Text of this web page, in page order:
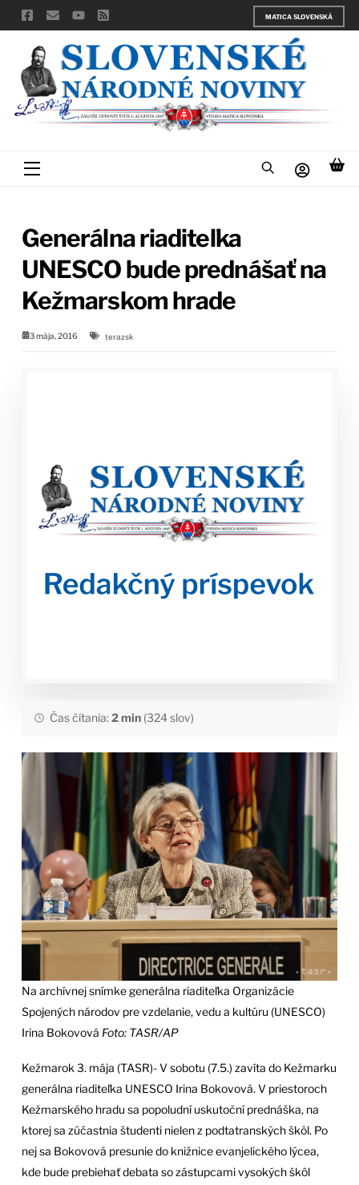
Skip
to
content
MATICA SLOVENSKÁ
Menu
Generálna riaditeľka
UNESCO bude prednášať na
Kežmarskom hrade
3 mája, 2016 terazsk
Čas čítania:2 min(324 slov)
Na archívnej snímke generálna riaditeľka Organizácie
Spojených národov pre vzdelanie, vedu a kultúru (UNESCO)
Irina Bokovová Foto: TASR/AP
Kežmarok 3. mája (TASR)- V sobotu (7.5.) zavíta do Kežmarku
generálna riaditeľka UNESCO Irina Bokovová. V priestoroch
Kežmarského hradu sa popoludní uskutoční prednáška, na
ktorej sa zúčastnia študenti nielen z podtatranských škôl. Po
nej sa Bokovová presunie do knižnice evanjelického lýcea,
kde bude prebiehať debata so zástupcami vysokých škôl